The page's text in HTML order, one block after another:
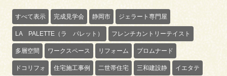
すべて表示 完成見学会 静岡市 ジェラート専門屋
LA PALETTE（ラ パレット） フレンチカントリーテイスト
多層空間 ワークスペース リフォーム プロムナード
ドコリフォ 住宅施工事例 二世帯住宅 三和建設静 イエタテ